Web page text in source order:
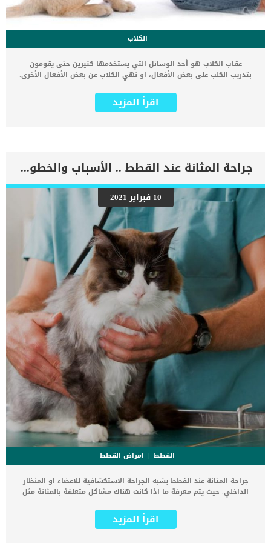
الكلاب
عقاب الكلاب هو أحد الوسائل التي يستخدمها كثيرين حتى يقومون
بتدريب الكلب على بعض الأفعال، او نهي الكلاب عن بعض الأفعال الأخرى.
للتدريب والتي لا نحبذ استخدامها، لكن في المقابل قد يسأل الكثيرين
كيف يمكننا أن نوجه الكلب للسلوك الصحيح إذا ؟ بشكل عام فإننا دائما
العقاب السيئة عندما يتعلق الأمر بتدريب الكلاب والقطط على القيام
بالعادات والتمرينات اليومية المختلفة. حيث يلجأ الكثيرون إلى استخدام
هذا العقاب مع الحيوانات الأليفة، مما يسبب لها الكثير من الأضرار
النفسية والجسدية. ومن أجل التعرف على طريقة العقاب الصحيحة دعونا
نلقي نظرة على العقاب الإيجابي أو ردًا على السلوك السيئ للحيوانات
المختلفة. بعض أمثلة عقاب الكلاب بطريقة التعزيز الإيجابي والعقاب
السلبي للكلاب الذي يمكنك اتباعه: “هرقل” هو كلب يبلغ من العمر شهرين
ونصف ويحب اللعب بعنف وقسوة، وأسنانه حادة مثل الإبرة وعندما
يتحمس هذا الكلب بشكل مفرط يميل إلى للعب بقوة كبيرة تكفي لإحداث
جروح […]
اقرأ المزيد
جراحة المثانة عند القطط .. الأسباب والخطوات
10 فبراير 2021
القطط
امراض القطط
جراحة المثانة عند القطط يشبه الجراحة الاستكشافية للاعضاء او المنظار
الداخلي. حيث يتم معرفة ما اذا كانت هناك مشاكل متعلقة بالمثانة مثل
المثانة عند القطط لا يستخدم فقط لعلاج وإزالة الحصوات الموجودة فى
المثانة. الجراحة الخاصة بالمثانة تعمل ايضا كمنظار داخلى و جراحة الاورام
اقرأ المزيد